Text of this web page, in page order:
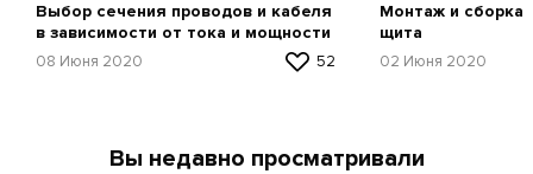
Выбор сечения проводов и кабеля
в зависимости от тока и мощности
08 Июня 2020 52
Монтаж и сборка
щита
02 Июня 2020
Вы недавно просматривали